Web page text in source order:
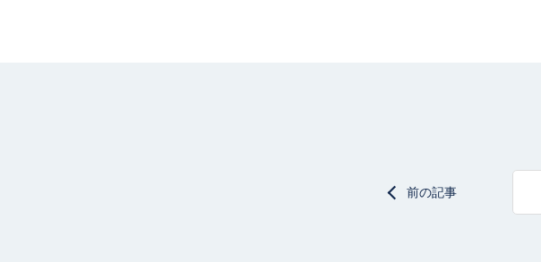
前の記事